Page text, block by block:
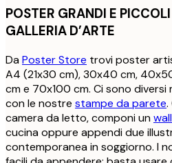
POSTER GRANDI E
GALLERIA D’ARTE
DaPoster Store trovi poster
A4 (21x30 cm), 30x40 cm,
cm e 70x100 cm. Ci sono
con le nostre stampe da parete.
camera da letto, componi un
cucina oppure appendi due
contemporanea in soggiorno. I